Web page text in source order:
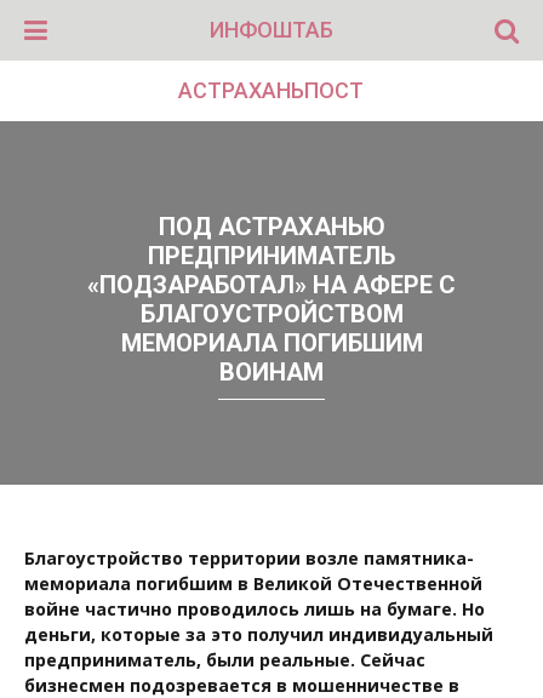
ИНФОШТАБ
АСТРАХАНЬПОСТ
ПОД АСТРАХАНЬЮ
ПРЕДПРИНИМАТЕЛЬ
«ПОДЗАРАБОТАЛ» НА АФЕРЕ С
БЛАГОУСТРОЙСТВОМ
МЕМОРИАЛА ПОГИБШИМ
ВОИНАМ
Благоустройство территории возле памятника-
мемориала погибшим в Великой Отечественной
войне частично проводилось лишь на бумаге. Но
деньги, которые за это получил индивидуальный
предприниматель, были реальные. Сейчас
бизнесмен подозревается в мошенничестве в